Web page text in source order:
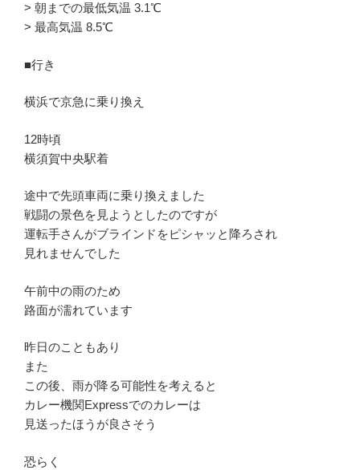
> 朝までの最低気温 3.1℃
> 最高気温 8.5℃
■行き
横浜で京急に乗り換え
12時頃
横須賀中央駅着
途中で先頭車両に乗り換えました
戦闘の景色を見ようとしたのですが
運転手さんがブラインドをピシャッと降ろされ
見れませんでした
午前中の雨のため
路面が濡れています
昨日のこともあり
また
この後、雨が降る可能性を考えると
カレー機関Expressでのカレーは
見送ったほうが良さそう
恐らく